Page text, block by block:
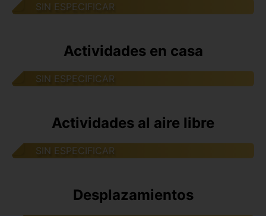
SIN ESPECIFICAR
Actividades en casa
SIN ESPECIFICAR
Actividades al aire libre
SIN ESPECIFICAR
Desplazamientos